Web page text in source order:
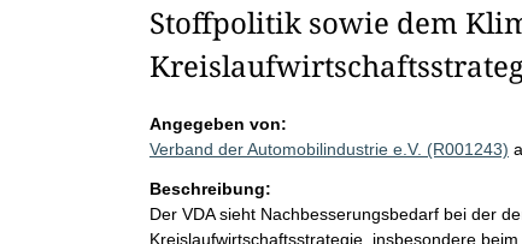
Stoffpolitik sowie dem
Angegeben von:
Verband der Automobilindustrie e.V. (R001243)
Beschreibung:
Der VDA sieht Nachbesserungsbedarf bei der
Kreislaufwirtschaftsstrategie, insbesondere